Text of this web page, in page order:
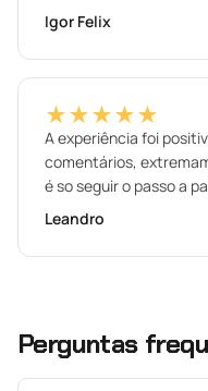
Igor Felix
★★★★★
A experiência foi
comentários,
é so seguir o passo a
Leandro
Perguntas